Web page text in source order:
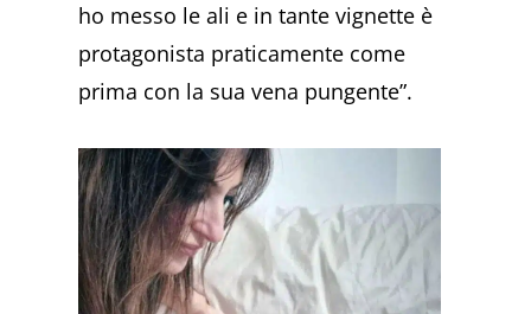
ho messo le ali e in tante vignette è
protagonista praticamente come
prima con la sua vena pungente”.